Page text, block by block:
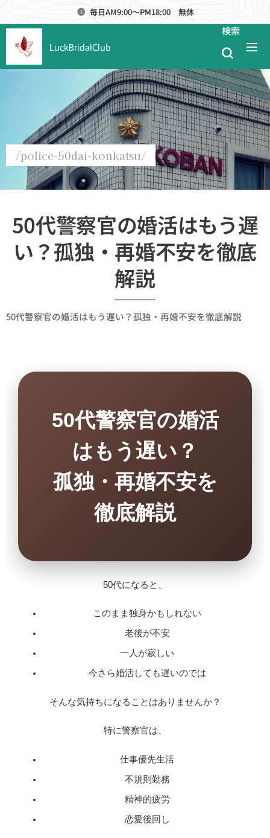
毎日AM9:00～PM18:00 無休
LuckBridalClub
検索
/police-50dai-konkatsu/
50代警察官の婚活はもう遅
い？孤独・再婚不安を徹底
解説
50代警察官の婚活はもう遅い？孤独・再婚不安を徹底解説
50代警察官の婚活
はもう遅い？
孤独・再婚不安を
徹底解説
50代になると、
このまま独身かもしれない
老後が不安
一人が寂しい
今さら婚活しても遅いのでは
そんな気持ちになることはありませんか？
特に警察官は、
仕事優先生活
不規則勤務
精神的疲労
恋愛後回し